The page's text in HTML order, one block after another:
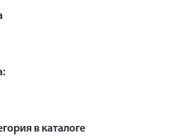
в каталоге